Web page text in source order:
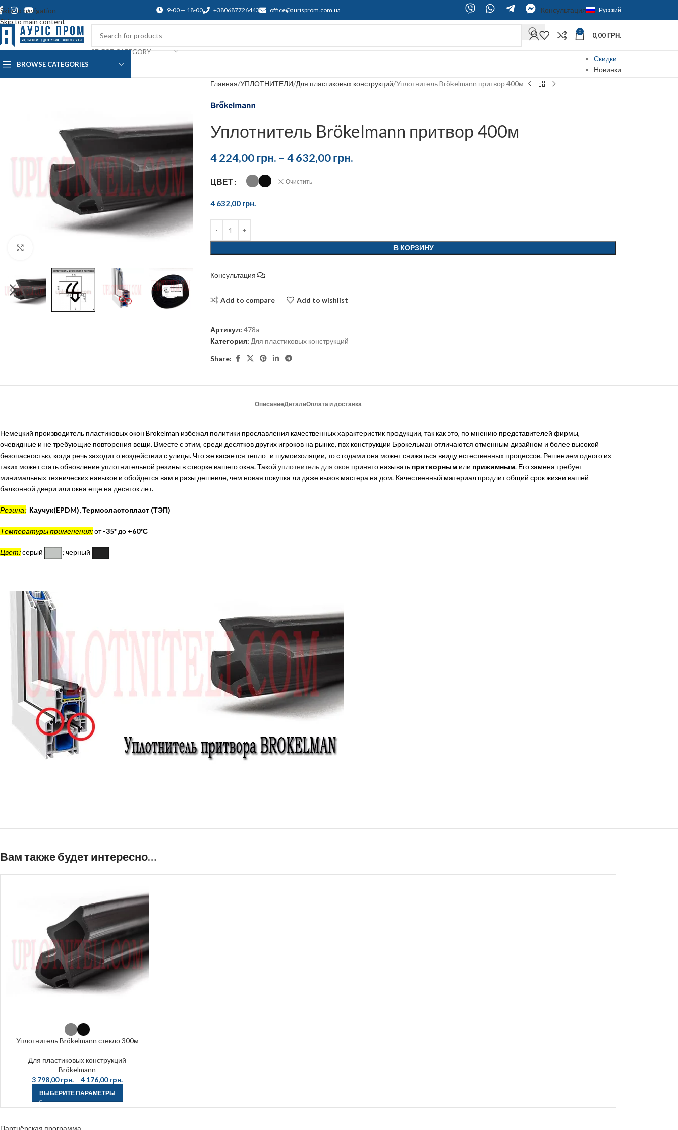
Skip to navigation
Skip to main content
9-00 — 18-00 +380687726443 office@aurisprom.com.ua Консультация Русский
SELECT CATEGORY
0 0,00ГРН.
BROWSE CATEGORIES
Скидки
Новинки
Главная УПЛОТНИТЕЛИ Для пластиковых конструкций Уплотнитель Brökelmann притвор 400м
Уплотнитель Brökelmann притвор 400м
4 224,00грн. – 4 632,00грн.
ЦВЕТ Очистить
4 632,00 грн.
В КОРЗИНУ
Консультация
Add to compare Add to wishlist
Артикул:478a
Категория: Для пластиковых конструкций
Share:
ОписаниеДеталиОплата и доставка
Немецкий производитель пластиковых окон Brokelman избежал политики прославления качественных характеристик продукции, так как это, по мнению представителей фирмы,
очевидные и не требующие повторения вещи. Вместе с этим, среди десятков других игроков на рынке, пвх конструкции Брокельман отличаются отменным дизайном и более высокой
безопасностью, когда речь заходит о воздействии с улицы. Что же касается тепло- и шумоизоляции, то с годами она может снижаться ввиду естественных процессов. Решением одного из
таких может стать обновление уплотнительной резины в створке вашего окна. Такой уплотнитель для окон принято называть притворным или прижимным. Его замена требует
минимальных технических навыков и обойдется вам в разы дешевле, чем новая покупка ли даже вызов мастера на дом. Качественный материал продлит общий срок жизни вашей
балконной двери или окна еще на десяток лет.
Резина: Каучук(EPDM), Термоэластопласт (ТЭП)
Температуры применения:от-35* до +60*С
Цвет:серый ; черный
Вам также будет интересно…
Уплотнитель Brökelmann стекло 300м
Для пластиковых конструкций
Brökelmann
3 798,00грн. – 4 176,00грн.
ВЫБЕРИТЕ ПАРАМЕТРЫ